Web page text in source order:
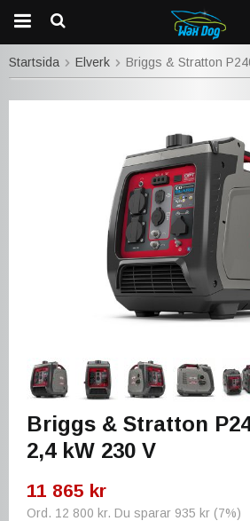
Startsida Elverk Briggs & Stratton
Briggs & Stratton
2,4 kW 230 V
11 865 kr
Ord. 12 800 kr. Du sparar 935 kr (7%)